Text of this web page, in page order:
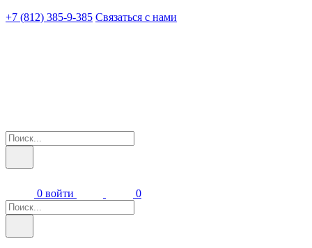
+7 (812) 385-9-385 Связаться с нами
0 войти 0